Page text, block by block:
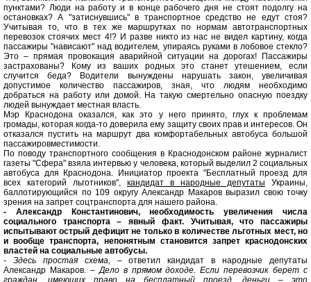
пунктами? Люди на работу и в конце рабочего дня не стоят подолгу на
остановках? А "затиснувшись" в транспортное средство не едут стоя?
Учитывая то, что в тех же маршрутках по нормам автотранспортных
перевозок стоячих мест 4!? И разве никто из нас не видел картину, когда
пассажиры "нависают" над водителем, упираясь руками в лобовое стекло?
Это – прямая провокация аварийной ситуации на дорогах! Пассажиры
застрахованы? Кому из ваших родных это станет утешением, если
случится беда? Водители вынуждены нарушать закон, увеличивая
допустимое количество пассажиров, зная, что людям необходимо
добраться на работу или домой. На такую смертельно опасную поездку
людей вынуждает местная власть.
Мэр Краснодона оказался, как это у него принято, глух к проблемам
громады, которая когда-то доверила ему защиту своих прав и интересов. Он
отказался пустить на маршрут два комфортабельных автобуса большой
пассажировместимости.
По поводу транспортного сообщения в Краснодонском районе журналист
газеты "Сфера" взяла интервью у человека, который выделил 2 социальных
автобуса для Краснодона. Инициатор проекта "Бесплатный проезд для
всех категорий льготников", кандидат в народные депутаты Украины,
баллотирующийся по 109 округу Александр Макаров выразил свою точку
зрения на запрет соцтранспорта для нашего района.
- Александр Константинович, необходимость увеличения числа
социального транспорта – явный факт. Учитывая, что пассажиры
испытывают острый дефицит не только в количестве льготных мест, но
и вообще транспорта, непонятным становится запрет краснодонских
властей на социальные автобусы.
- Здесь простая схема, – ответил кандидат в народные депутаты
Александр Макаров. –Дело в прямом доходе. Если перевозчик берет с
граждан, имеющих право на бесплатный проезд, деньги – это